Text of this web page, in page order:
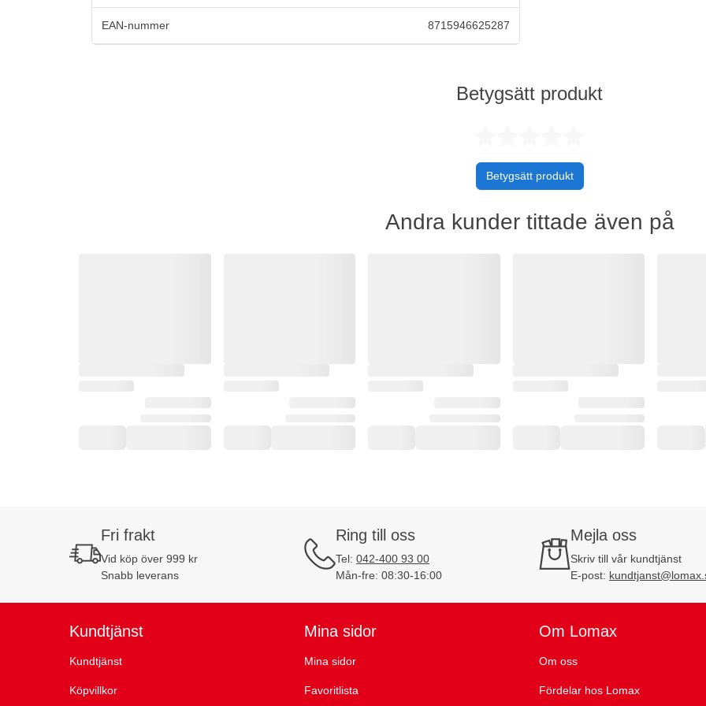
EAN-nummer 8715946625287
Betygsätt produkt
Betygsätt produkt
Andra kunder tittade även på
Fri frakt
Vid köp över 999 kr
Snabb leverans
Ring till oss
Tel: 042-400 93 00
Mån-fre: 08:30-16:00
Mejla oss
Skriv till vår kundtjänst
E-post:
Kundtjänst
Kundtjänst
Köpvillkor
Mina sidor
Mina sidor
Favoritlista
Om Lomax
Om oss
Fördelar hos Lomax